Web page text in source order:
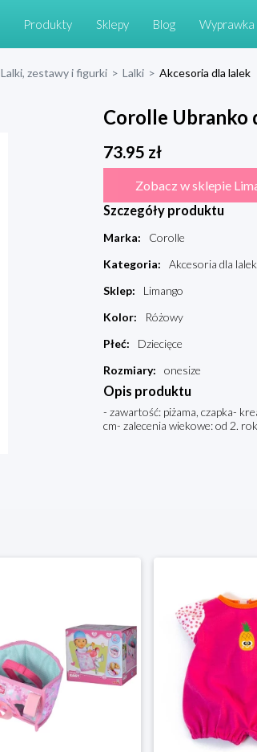
Produkty Sklepy Blog Wyprawka
Lalki, zestawy i figurki > Lalki > Akcesoria dla lalek
Corolle Ubranko
73.95 zł
Zobacz w sklepie
Szczegóły produktu
Marka:
Corolle
Kategoria:
Akcesoria dla lalek
Sklep:
Limango
Kolor:
Różowy
Płeć:
Dziecięce
Rozmiary: onesize
Opis produktu
- zawartość: piżama, czapka-
cm- zalecenia wiekowe: od 2.